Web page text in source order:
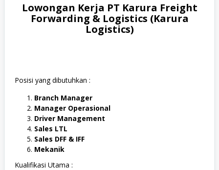
Lowongan Kerja PT Karura Freight
Forwarding & Logistics (Karura
Logistics)
Posisi yang dibutuhkan :
Branch Manager
Manager Operasional
Driver Management
Sales LTL
Sales DFF & IFF
Mekanik
Kualifikasi Utama :